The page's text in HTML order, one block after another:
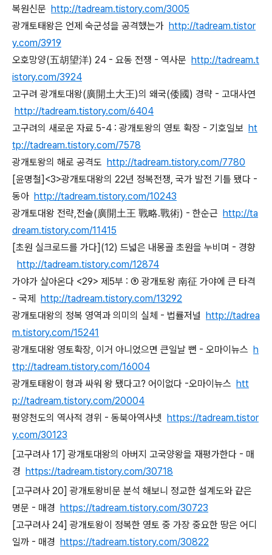
복원신문 http://tadream.tistory.com/3005
광개토태왕은 언제 숙군성을 공격했는가 http://tadream.tistor
y.com/3919
오호망양(五胡望洋) 24 - 요동 전쟁 - 역사문 http://tadream.t
istory.com/3924
고구려 광개토대왕(廣開土大王)의 왜국(倭國) 경략 - 고대사연
http://tadream.tistory.com/6404
고구려의 새로운 자료 5-4 : 광개토왕의 영토 확장 - 기호일보 ht
tp://tadream.tistory.com/7578
광개토왕의 해로 공격도 http://tadream.tistory.com/7780
[윤명철]<3>광개토대왕의 22년 정복전쟁, 국가 발전 기틀 됐다 -
동아 http://tadream.tistory.com/10243
광개토대왕 전략,전술(廣開土王 戰略.戰術) - 한순근 http://ta
dream.tistory.com/11415
[초원 실크로드를 가다](12) 드넓은 내몽골 초원을 누비며 - 경향
http://tadream.tistory.com/12874
가야가 살아온다 <29> 제5부 : ⑤ 광개토왕 南征 가야에 큰 타격
- 국제 http://tadream.tistory.com/13292
광개토대왕의 정복 영역과 의미의 실체 - 법률저널 http://tadrea
m.tistory.com/15241
광개토대왕 영토확장, 이거 아니었으면 큰일날 뻔 - 오마이뉴스 h
ttp://tadream.tistory.com/16004
광개토태왕이 형과 싸워 왕 됐다고? 어이없다 -오마이뉴스 htt
p://tadream.tistory.com/20004
평양천도의 역사적 경위 - 동북아역사넷 https://tadream.tistor
y.com/30123
[고구려사 17] 광개토대왕의 아버지 고국양왕을 재평가한다 - 매
경 https://tadream.tistory.com/30718
[고구려사 20] 광개토왕비문 분석 해보니 정교한 설계도와 같은
명문 - 매경 https://tadream.tistory.com/30723
[고구려사 24] 광개토왕이 정복한 영토 중 가장 중요한 땅은 어디
일까 - 매경 https://tadream.tistory.com/30822